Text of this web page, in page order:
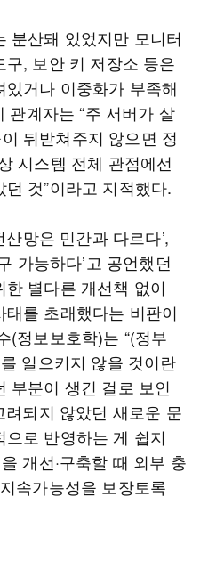
분산돼 있었지만 모니터
, 보안 키 저장소 등은
거나 이중화가 부족해
관계자는 “주 서버가 살
뒤받쳐주지 않으면 정
시스템 전체 관점에선
것”이라고 지적했다.
산망은 민간과 다르다’,
가능하다’고 공언했던
별다른 개선책 없이
를 초래했다는 비판이
(정보보호학)는 “(정부
일으키지 않을 것이란
부분이 생긴 걸로 보인
려되지 않았던 새로운 문
로 반영하는 게 쉽지
개선·구축할 때 외부 충
속가능성을 보장토록